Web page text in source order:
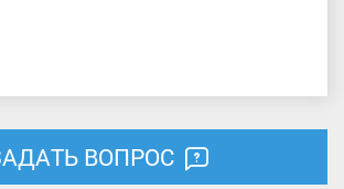
ВОПРОС